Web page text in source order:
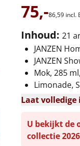
75,-86,59 incl.
Inhoud: 21
JANZEN
JANZEN
Mok, 285
Limonade,
Laat volledige
U bekijkt de
collectie